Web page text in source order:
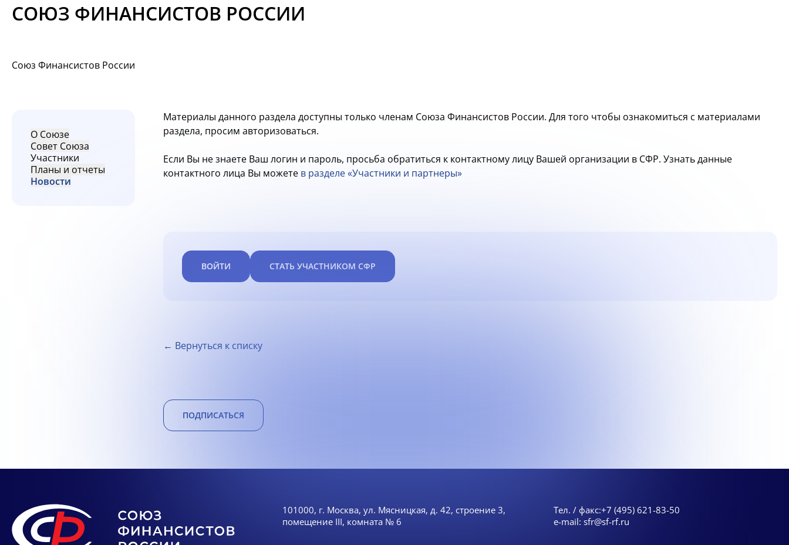
СОЮЗ ФИНАНСИСТОВ РОССИИ
Союз Финансистов России
О Союзе
Совет Союза
Участники
Планы и отчеты
Новости
Материалы данного раздела доступны только членам Союза Финансистов России. Для того чтобы ознакомиться с материалами
раздела, просим авторизоваться.
Если Вы не знаете Ваш логин и пароль, просьба обратиться к контактному лицу Вашей организации в СФР. Узнать данные
контактного лица Вы можете в разделе «Участники и партнеры»
ВОЙТИ СТАТЬ УЧАСТНИКОМ СФР
← Вернуться к списку
ПОДПИСАТЬСЯ
101000, г. Москва, ул. Мясницкая, д. 42, строение 3,
помещение III, комната № 6
Тел. / факс:+7 (495) 621-83-50
e-mail: sfr@sf-rf.ru